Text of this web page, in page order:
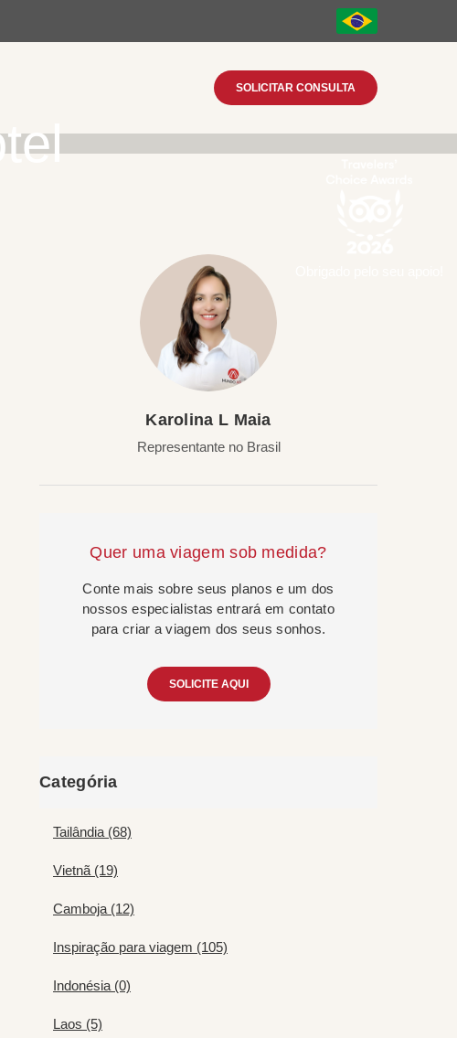
SOLICITAR CONSULTA
Karolina L Maia
Representante no Brasil
Quer uma viagem sob medida?
Conte mais sobre seus planos e um dos
nossos especialistas entrará em contato
para criar a viagem dos seus sonhos.
SOLICITE AQUI
Categória
Tailândia (68)
Vietnã (19)
Camboja (12)
Inspiração para viagem (105)
Indonésia (0)
Laos (5)